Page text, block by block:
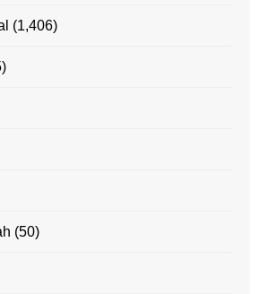
(1,406)
(50)